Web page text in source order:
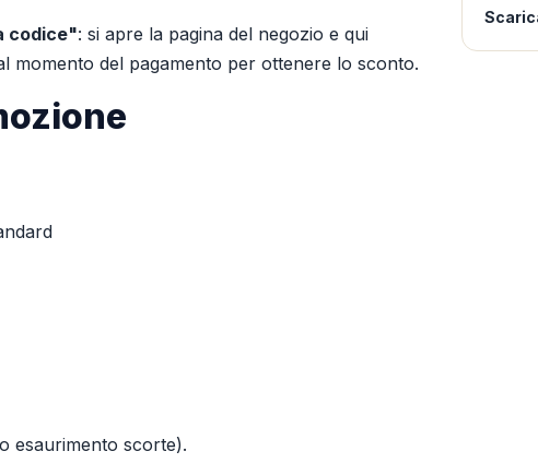
codice": si apre la pagina del negozio e qui
momento del pagamento per ottenere lo sconto.
esaurimento scorte).